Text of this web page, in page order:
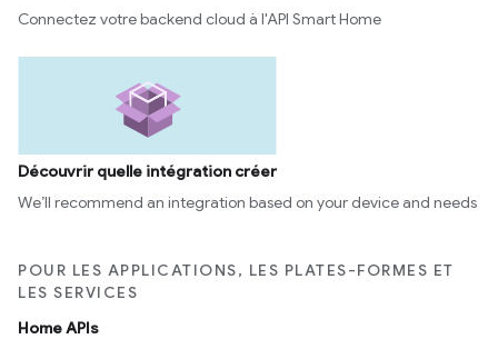
Connectez votre backend cloud à l'API Smart Home
Découvrir quelle intégration créer
We’ll recommend an integration based on your device and needs
POUR LES APPLICATIONS, LES PLATES-FORMES ET
LES SERVICES
Home APIs